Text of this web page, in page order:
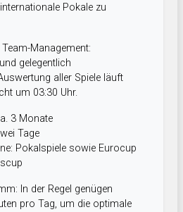
Pokale zu
Management:
gelegentlich
aller Spiele läuft
um 03:30 Uhr.
3 Monate
Tage
Pokalspiele sowie Eurocup
In der Regel genügen
pro Tag, um die optimale